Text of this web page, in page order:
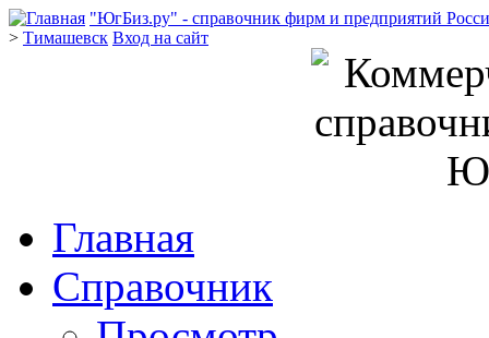
"ЮгБиз.ру" - справочник фирм и предприятий
> Тимашевск Вход на сайт
Главная
Справочник